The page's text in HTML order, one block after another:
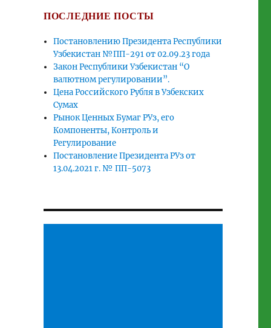
ПОСЛЕДНИЕ ПОСТЫ
Постановлению Президента Республики
Узбекистан №ПП-291 от 02.09.23 года
Закон Республики Узбекистан “О
валютном регулировании”.
Цена Российского Рубля в Узбекских
Сумах
Рынок Ценных Бумаг РУз, его
Компоненты, Контроль и
Регулирование
Постановление Президента РУз от
13.04.2021 г. № ПП-5073